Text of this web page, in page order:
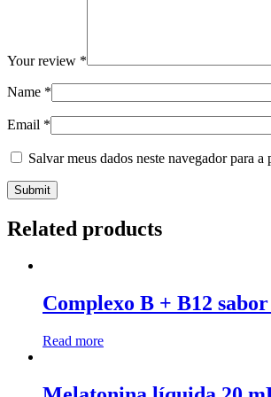
Your review *
Name *
Email *
Salvar meus dados neste navegador para
Related products
Complexo B + B12
Read more